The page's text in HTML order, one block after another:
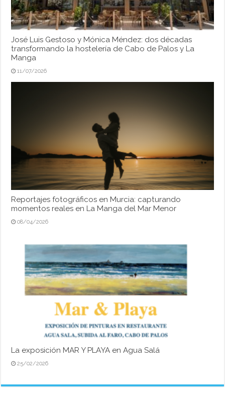
José Luis Gestoso y Mónica Méndez: dos décadas
transformando la hostelería de Cabo de Palos y La
Manga
11/07/2026
Reportajes fotográficos en Murcia: capturando
momentos reales en La Manga del Mar Menor
08/04/2026
La exposición MAR Y PLAYA en Agua Salá
25/02/2026